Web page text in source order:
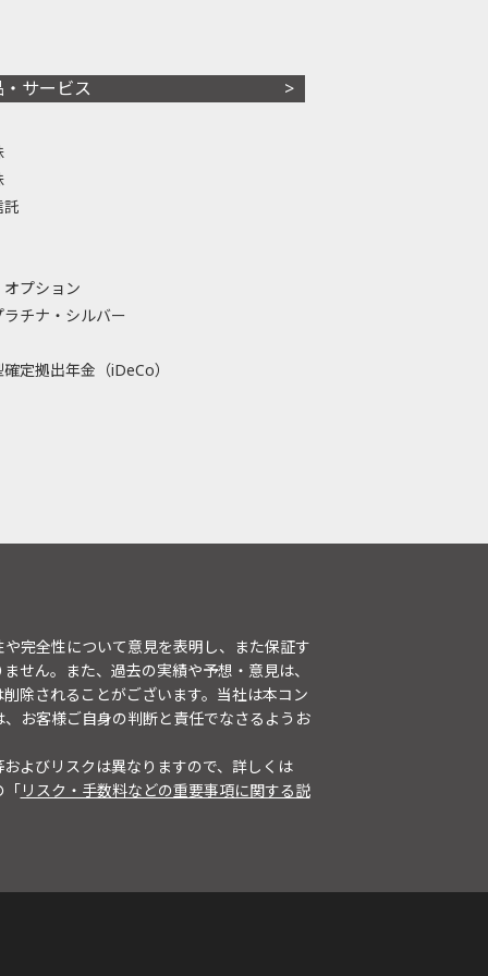
・サービス
託
プション
ラチナ・シルバー
定拠出年金（iDeCo）
完全性について意見を表明し、また保証す
せん。また、過去の実績や予想・意見は、
除されることがございます。当社は本コン
お客様ご自身の判断と責任でなさるようお
よびリスクは異なりますので、詳しくは
「リスク・手数料などの重要事項に関する説